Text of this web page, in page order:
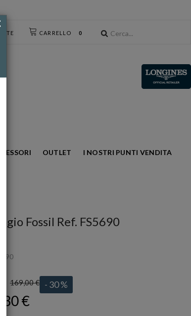
CARRELLO 0
OUTLET I NOSTRI PUNTI VENDITA
Fossil Ref. FS5690
169,00 € - 30 %
€